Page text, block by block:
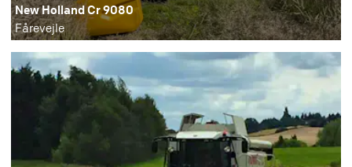
New Holland Cr 9080
Fårevejle